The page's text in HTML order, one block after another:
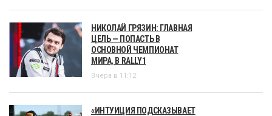
НИКОЛАЙ ГРЯЗИН: ГЛАВНАЯ
ЦЕЛЬ — ПОПАСТЬ В
ОСНОВНОЙ ЧЕМПИОНАТ
МИРА, В RALLY1
Вчера в 11:12
«ИНТУИЦИЯ ПОДСКАЗЫВАЕТ